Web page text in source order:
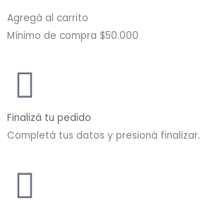
Agregá al carrito
Mínimo de compra $50.000
Finalizá tu pedido
Completá tus datos y presioná finalizar.